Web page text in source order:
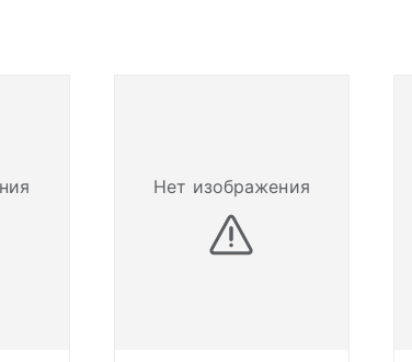
Нет изображения